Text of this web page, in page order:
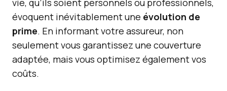
vie, qu’ils soient personnels ou professionnels,
évoquent inévitablement une évolution de
prime. En informant votre assureur, non
seulement vous garantissez une couverture
adaptée, mais vous optimisez également vos
coûts.